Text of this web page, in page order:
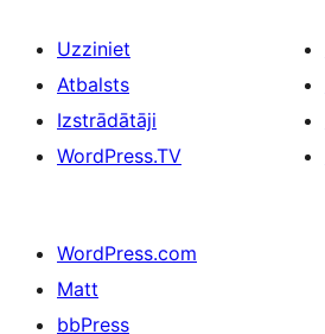
Uzziniet
Atbalsts
Izstrādātāji
WordPress.TV
WordPress.com
Matt
bbPress